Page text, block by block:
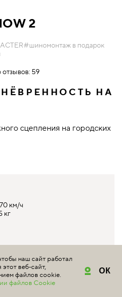
2
#шиномонтаж в подарок
отзывов: 59
НА
сцепления на городских
км/ч
кг
наш сайт работал
веб-сайт,
файлов cookie.
файлов Cookie
ОК